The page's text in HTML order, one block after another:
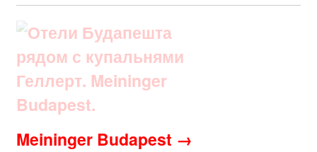
Meininger Budapest →